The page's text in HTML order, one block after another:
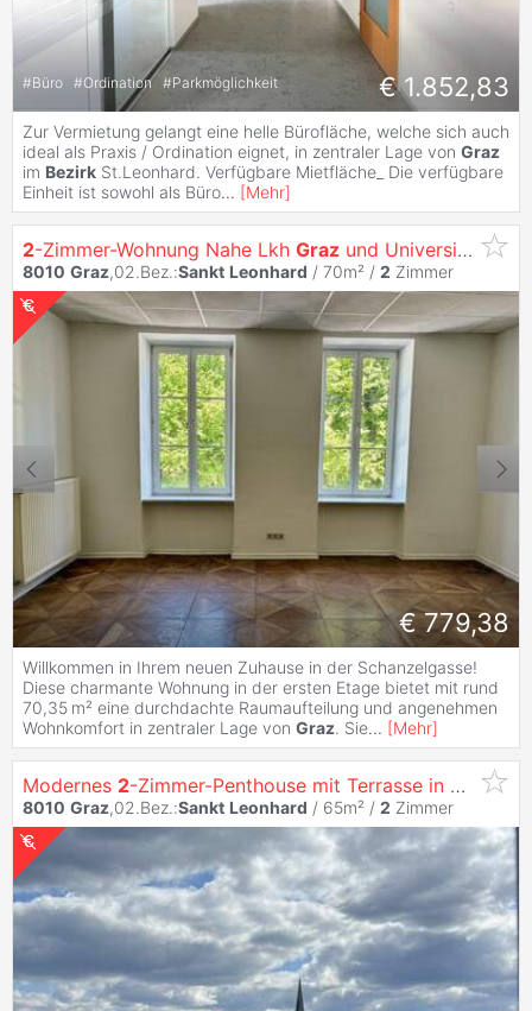
#Büro #Ordination #Parkmöglichkeit € 1.852,83
Zur Vermietung gelangt eine helle Bürofläche, welche sich auch
ideal als Praxis / Ordination eignet, in zentraler Lage von Graz
im Bezirk St.Leonhard. Verfügbare Mietfläche_ Die verfügbare
Einheit ist sowohl als Büro... [Mehr]
2-Zimmer-Wohnung Nahe Lkh Graz und Universität
8010 Graz,02.Bez.:Sankt Leonhard / 70m² / 2 Zimmer
€ 779,38
Willkommen in Ihrem neuen Zuhause in der Schanzelgasse!
Diese charmante Wohnung in der ersten Etage bietet mit rund
70,35 m² eine durchdachte Raumaufteilung und angenehmen
Wohnkomfort in zentraler Lage von Graz. Sie... [Mehr]
Modernes 2-Zimmer-Penthouse mit Terrasse in Graz,
8010 Graz,02.Bez.:Sankt Leonhard / 65m² / 2 Zimmer